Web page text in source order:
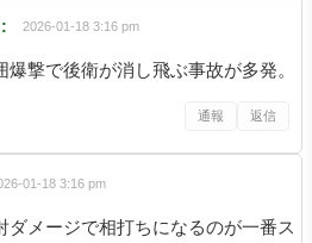
2026-01-18 3:16 pm
爆撃で後衛が消し飛ぶ事故が多発。
通報 返信
01-18 3:16 pm
ダメージで相打ちになるのが一番ス